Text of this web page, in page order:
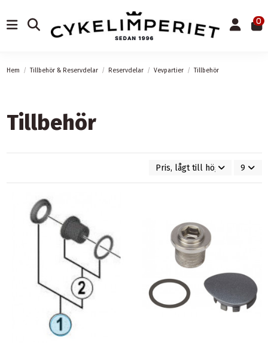
0
Hem Tillbehör & Reservdelar Reservdelar Vevpartier Tillbehör
Tillbehör
Pris, lågt till högt 9